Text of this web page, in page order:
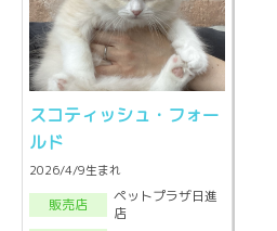
スコティッシュ・フォー
ルド
2026/4/9生まれ
販売店
ペットプラザ日進
店